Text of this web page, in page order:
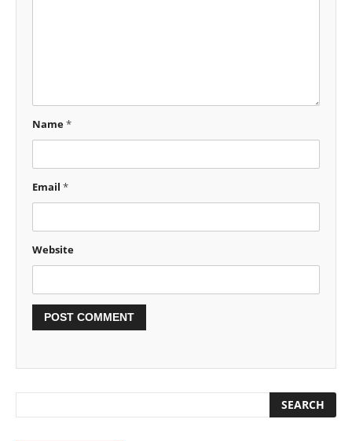
Name*
Email *
Website